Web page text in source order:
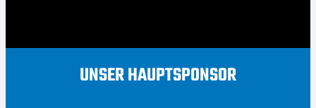
UNSER HAUPTSPONSOR